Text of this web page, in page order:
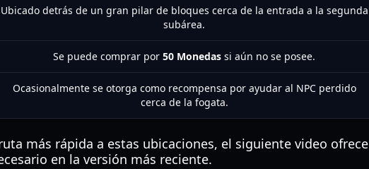
Ubicado detrás de un gran pilar de bloques cerca de la entrada a la segunda
subárea.
Se puede comprar por 50 Monedas si aún no se posee.
Ocasionalmente se otorga como recompensa por ayudar al NPC perdido
cerca de la fogata.
más rápida a estas ubicaciones, el siguiente video ofrece
en la versión más reciente.